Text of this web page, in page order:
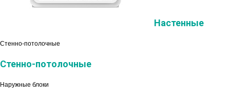
Настенные
Стенно-потолочные
Стенно-потолочные
Наружные блоки